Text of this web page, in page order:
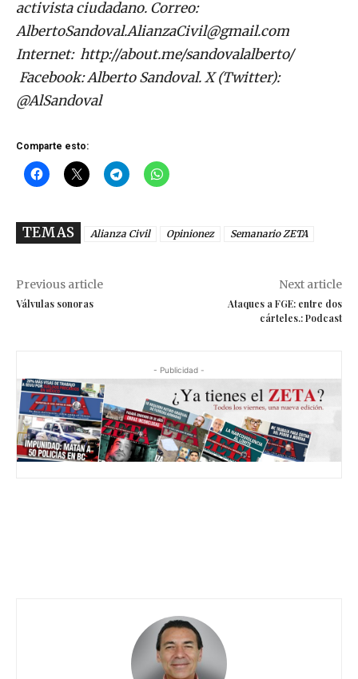
activista ciudadano. Correo:
AlbertoSandoval.AlianzaCivil@gmail.com
Internet: http://about.me/sandovalalberto/
Facebook: Alberto Sandoval. X (Twitter):
@AlSandoval
Comparte esto:
TEMAS Alianza Civil Opinionez Semanario ZETA
Previous article
Válvulas sonoras
Next article
Ataques a FGE: entre dos
cárteles.: Podcast
- Publicidad -